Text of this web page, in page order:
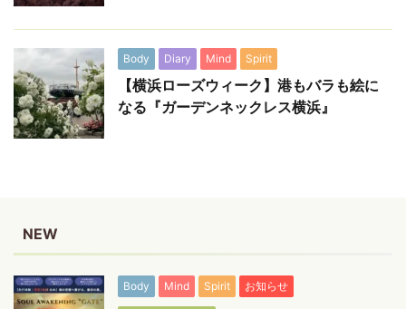
Body Diary Mind Spirit
【横浜ローズウィーク】港もバラも絵に
なる『ガーデンネックレス横浜』
NEW
Body Mind Spirit お知らせ